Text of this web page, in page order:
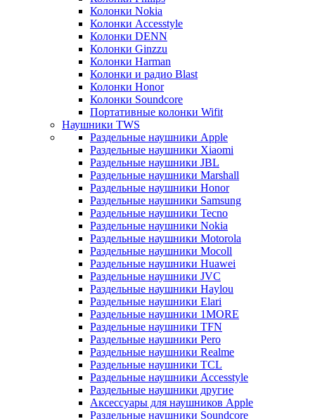
Колонки Nokia
Колонки Accesstyle
Колонки DENN
Колонки Ginzzu
Колонки Harman
Колонки и радио Blast
Колонки Honor
Колонки Soundcore
Портативные колонки Wifit
Наушники TWS
Раздельные наушники Apple
Раздельные наушники Xiaomi
Раздельные наушники JBL
Раздельные наушники Marshall
Раздельные наушники Honor
Раздельные наушники Samsung
Раздельные наушники Tecno
Раздельные наушники Nokia
Раздельные наушники Motorola
Раздельные наушники Mocoll
Раздельные наушники Huawei
Раздельные наушники JVC
Раздельные наушники Haylou
Раздельные наушники Elari
Раздельные наушники 1MORE
Раздельные наушники TFN
Раздельные наушники Pero
Раздельные наушники Realme
Раздельные наушники TCL
Раздельные наушники Accesstyle
Раздельные наушники другие
Аксессуары для наушников Apple
Раздельные наушники Soundcore